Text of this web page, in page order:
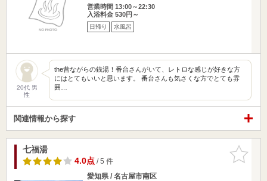
営業時間 13:00～22:30
入浴料金 530円～
日帰り 水風呂
20代 男
性
the昔ながらの銭湯！番台さんがいて、レトロな感じが好きな方
にはとてもいいと思います。 番台さんも気さくな方でとても雰
囲…
関連情報から探す
お気に入
りに追加
七福湯
4.0点/ 5 件
愛知県 / 名古屋市南区